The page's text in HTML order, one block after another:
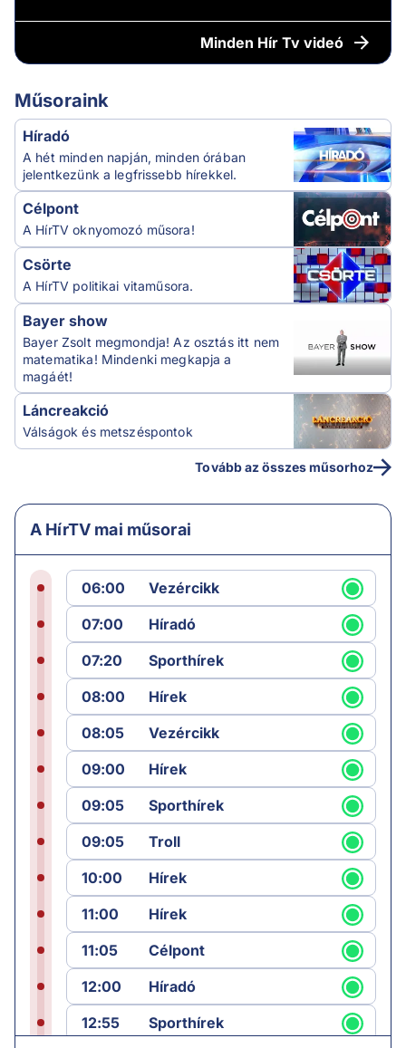
Minden Hír Tv videó
Műsoraink
Híradó
A hét minden napján, minden órában
jelentkezünk a legfrissebb hírekkel.
Célpont
A HírTV oknyomozó műsora!
Csörte
A HírTV politikai vitaműsora.
Bayer show
Bayer Zsolt megmondja! Az osztás itt nem
matematika! Mindenki megkapja a
magáét!
Láncreakció
Válságok és metszéspontok
Tovább az összes műsorhoz
A HírTV mai műsorai
06:00
Vezércikk
07:00
Híradó
07:20
Sporthírek
08:00
Hírek
08:05
Vezércikk
09:00
Hírek
09:05
Sporthírek
09:05
Troll
10:00
Hírek
11:00
Hírek
11:05
Célpont
12:00
Híradó
12:55
Sporthírek